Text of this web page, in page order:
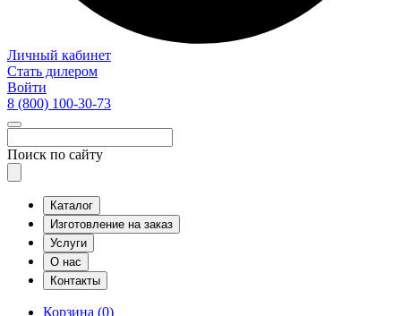
Личный кабинет
Стать дилером
Войти
8 (800) 100-30-73
Поиск по сайту
Каталог
Изготовление на заказ
Услуги
О нас
Контакты
Корзина (0)